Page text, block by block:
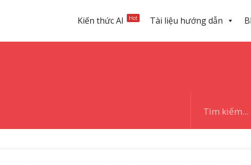
Kiến thức AI Hot Tài liệu hướng dẫn